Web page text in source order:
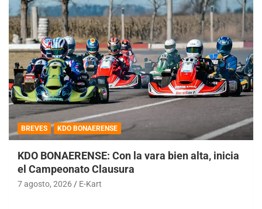
BREVES KDO BONAERENSE
KDO BONAERENSE: Con la vara bien alta, inicia
el Campeonato Clausura
7 agosto, 2026 E-Kart